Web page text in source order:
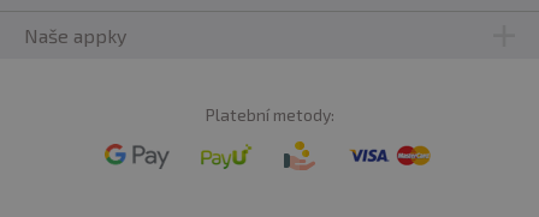
Naše appky
Platební metody: